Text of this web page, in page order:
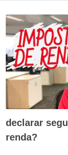
declarar
renda?